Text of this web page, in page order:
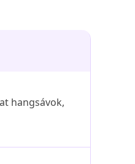
hangsávok,